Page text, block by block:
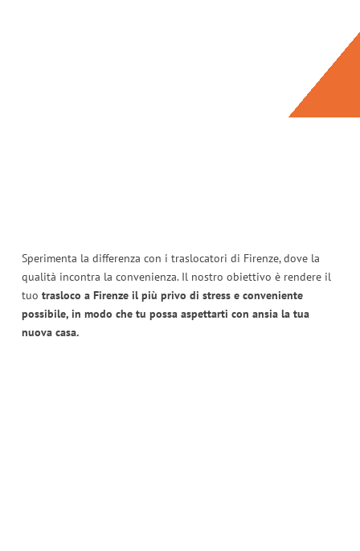
Sperimenta la differenza con i traslocatori di Firenze, dove la
qualità incontra la convenienza. Il nostro obiettivo è rendere il
tuo trasloco a Firenze il più privo di stress e conveniente
possibile, in modo che tu possa aspettarti con ansia la tua
nuova casa.